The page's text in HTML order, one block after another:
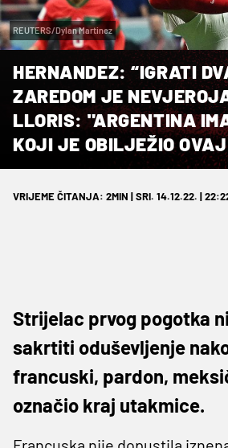
REUTERS/Dylan Martinez
HERNANDEZ: “IGRATI
ZAREDOM JE
LLORIS: "ARGENTINA
KOJI JE OBILJEŽIO
VRIJEME ČITANJA: 2MIN | SRI. 14.12.22. |
Strijelac prvog pogotka
sakrtiti oduševljenje
francuski, pardon,
označio kraj utakmice.